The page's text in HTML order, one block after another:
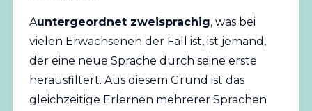
Auntergeordnet zweisprachig, was bei
vielen Erwachsenen der Fall ist, ist jemand,
der eine neue Sprache durch seine erste
herausfiltert. Aus diesem Grund ist das
gleichzeitige Erlernen mehrerer Sprachen